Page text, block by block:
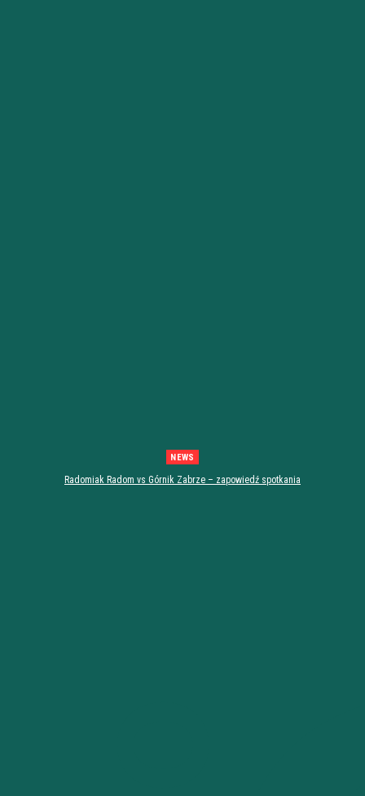
NEWS
Radomiak Radom vs Górnik Zabrze – zapowiedź spotkania